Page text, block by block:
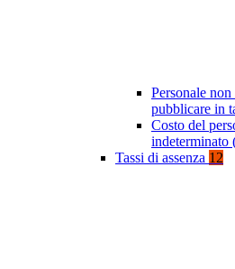
Personale
pubblicare in
Costo del
indeterminato
Tassi di assenza 12